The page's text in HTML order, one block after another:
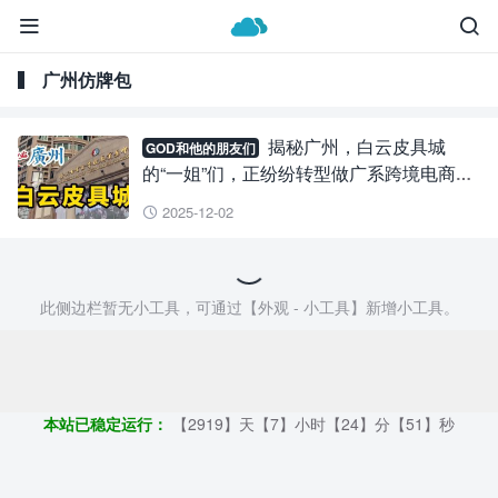


广州仿牌包
GOD和他的朋友们
揭秘广州，白云皮具城
的“一姐”们，正纷纷转型做广系跨境电商出
海。
 2025-12-02
此侧边栏暂无小工具，可通过【外观 - 小工具】新增小工具。
本站已稳定运行：
【2919】天【7】小时【24】分【51】秒